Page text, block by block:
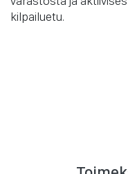
kilpailuetu.